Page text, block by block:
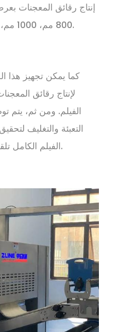
800 مم، 1000 مم، 1200 مم، 1300 مم، إلخ.
كما يمكن تجهيز هذا
لإنتاج رقائق
الفيلم. ومن ثم، يتم
التعبئة والتغليف
الفيلم الكامل تلقائيًا وفي حجم إنتاج ضخم.